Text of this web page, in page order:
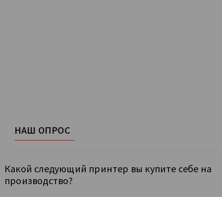
НАШ ОПРОС
Какой следующий принтер вы купите себе на
производство?